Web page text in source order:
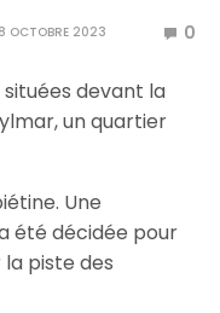
OCTOBRE 2023 0
situées devant la
un quartier
Une
été décidée pour
piste des